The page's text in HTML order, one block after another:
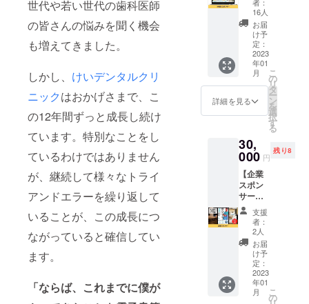
世代や若い世代の歯科医師
の皆さんの悩みを聞く機会
も増えてきました。
しかし、 けいデンタルクリ
ニックはおかげさまで、こ
の12年間ずっと成長し続け
ています。特別なことをし
ているわけではありません
が、継続して様々なトライ
アンドエラーを繰り返して
いることが、この成長につ
ながっていると確信してい
ます。
「ならば、これまでに僕が
この経験か
「次は僕が
たくさんの
方に、人生
を変える
きっかけを
与えていき
と思い、電
子書籍専門
出版社を立
ち上げ代表
を務める。
現在では、
手がけた書
籍の95%を
ベストセ
ンサー
として
お名前
を掲載
させて
いただ
きま
す。 ※
メール
できる
リンク
をお送
りしま
す。 ※
購入時
の備考
欄に掲
載する
お名前
を必ず
ご記入
くださ
い。 ※
ニック
スポン
サーに
なれる
権利で
す。 HP
に支援
者とし
てお名
前を掲
載させ
ていた
す。 電
子書籍1
冊付
き。
https://
www.ke
identalc
linic.co
m/ ※
メール
にてダ
ウン
ロード
できる
リンク
者：
16人
お届
け予
定：
2023
年01
月
詳細を見る
こ
の
リ
タ
ー
ン
を
選
択
す
る
30,
000 円
残り8
【企業
スポン
サー】
電子書
籍『成
功した
いなら
前へ進
め！歯
科医院
で成長
し続け
支援
者：
2人
お届
け予
定：
2023
年01
月
こ
の